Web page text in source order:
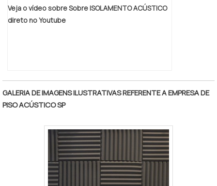
Veja o vídeo sobre Sobre ISOLAMENTO ACÚSTICO
direto no Youtube
GALERIA DE IMAGENS ILUSTRATIVAS REFERENTE A EMPRESA DE
PISO ACÚSTICO SP